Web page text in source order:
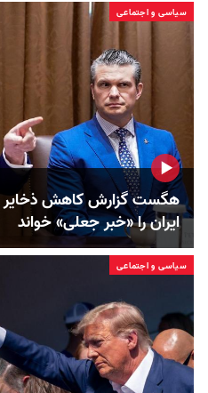
سیاسی و اجتماعی
هگست گزارش کاهش ذخایر
ایران را «خبر جعلی» خواند
سیاسی و اجتماعی